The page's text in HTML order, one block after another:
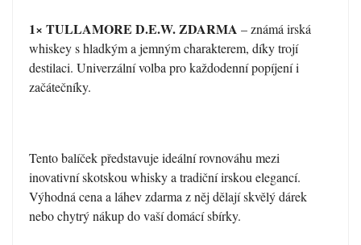
1× TULLAMORE D.E.W. ZDARMA – známá irská
whiskey s hladkým a jemným charakterem, díky trojí
destilaci. Univerzální volba pro každodenní popíjení i
začátečníky.
Tento balíček představuje ideální rovnováhu mezi
inovativní skotskou whisky a tradiční irskou elegancí.
Výhodná cena a láhev zdarma z něj dělají skvělý dárek
nebo chytrý nákup do vaší domácí sbírky.